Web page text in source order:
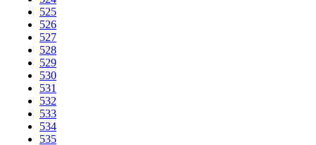
525
526
527
528
529
530
531
532
533
534
535